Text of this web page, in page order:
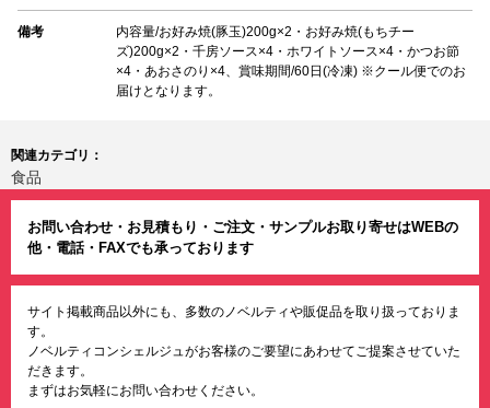
備考
内容量/お好み焼(豚玉)200g×2・お好み焼(もちチー
ズ)200g×2・千房ソース×4・ホワイトソース×4・かつお節
×4・あおさのり×4、賞味期間/60日(冷凍) ※クール便でのお
届けとなります。
関連カテゴリ：
食品
お問い合わせ・お見積もり・ご注文・サンプルお取り寄せはWEBの
他・電話・FAXでも承っております
サイト掲載商品以外にも、多数のノベルティや販促品を取り扱っておりま
す。
ノベルティコンシェルジュがお客様のご要望にあわせてご提案させていた
だきます。
まずはお気軽にお問い合わせください。